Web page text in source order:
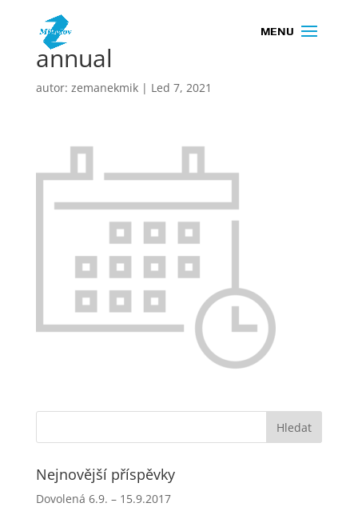
annual
autor: zemanekmik| Led 7, 2021
Nejnovější příspěvky
Dovolená 6.9. – 15.9.2017